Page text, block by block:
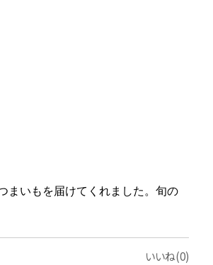
まいもを届けてくれました。旬の
いいね(0)